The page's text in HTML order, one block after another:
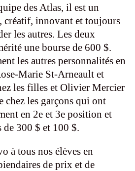
des Atlas, il est un
créatif, innovant et toujours
les autres. Les deux
une bourse de 600 $.
les autres personnalités en
Marie St-Arneault et
les filles et Olivier Mercier
chez les garçons qui ont
en 2e et 3e position et
de 300 $ et 100 $.
à tous nos élèves en
de prix et de